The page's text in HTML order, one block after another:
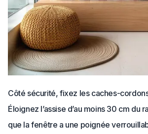
Côté sécurité, fixez les caches-
Éloignez l’assise d’au moins 30 cm du
que la fenêtre a une poignée